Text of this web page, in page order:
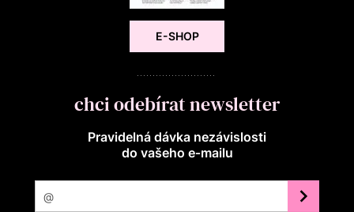
E-SHOP
chci odebírat newsletter
Pravidelná dávka nezávislosti
do vašeho e‑mailu